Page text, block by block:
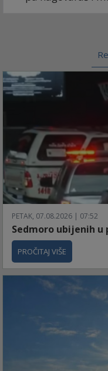
PETAK, 07.08.2026 | 07:52
Sedmoro ubijenih u
PROČITAJ VIŠE